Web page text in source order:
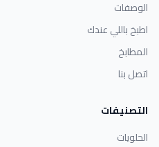
الوصفات
اطبخ باللي عندك
المطابخ
اتصل بنا
التصنيفات
الحلويات